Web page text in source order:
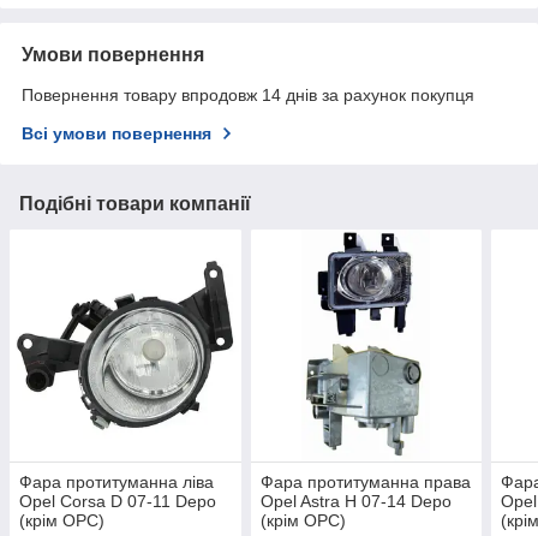
Умови повернення
Повернення товару впродовж 14 днів за рахунок покупця
Всі умови повернення
Подібні товари компанії
Фара протитуманна ліва
Opel Corsa D 07-11 Depo
(крім OPC)
Фара протитуманна права
Opel Astra H 07-14 Depo
(крім OPC)